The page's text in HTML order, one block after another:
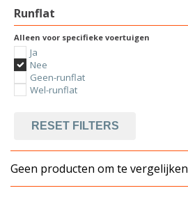
Runflat
Alleen voor specifieke voertuigen
Ja
Nee
Geen-runflat
Wel-runflat
RESET FILTERS
Geen producten om te vergelijken